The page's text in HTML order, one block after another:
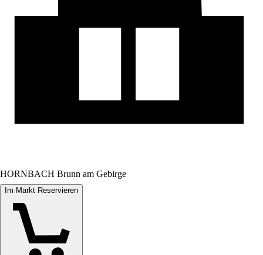
HORNBACH Brunn am Gebirge
Im Markt Reservieren